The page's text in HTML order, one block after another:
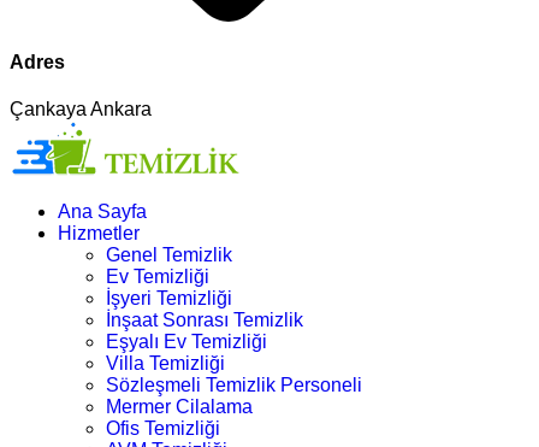
Adres
Çankaya Ankara
Ana Sayfa
Hizmetler
Genel Temizlik
Ev Temizliği
İşyeri Temizliği
İnşaat Sonrası Temizlik
Eşyalı Ev Temizliği
Villa Temizliği
Sözleşmeli Temizlik Personeli
Mermer Cilalama
Ofis Temizliği